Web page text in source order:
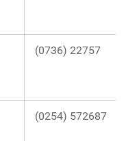
(0736) 22757
(0254) 572687